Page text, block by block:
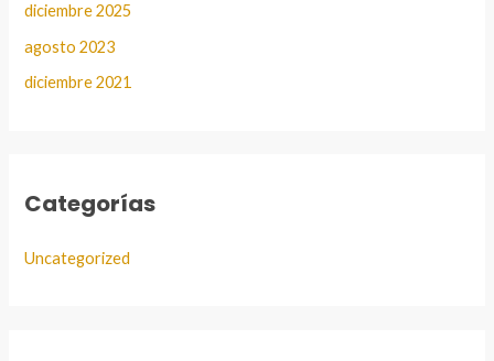
diciembre 2025
agosto 2023
diciembre 2021
Categorías
Uncategorized